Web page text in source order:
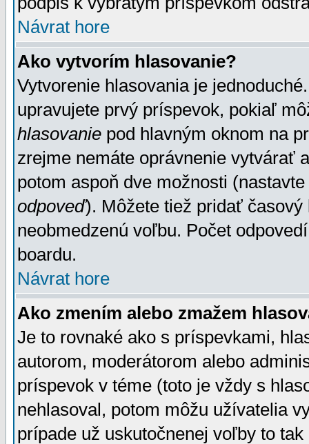
Návrat hore
Ako vytvorím hlasovanie?
Vytvorenie hlasovania je
upravujete prvý príspevok, pokiaľ
hlasovanie pod hlavným oknom na
zrejme nemáte oprávnenie vytvárať
potom aspoň dve možnosti
odpoveď). Môžete tiež pridať
neobmedzenú voľbu. Počet
boardu.
Návrat hore
Ako zmením alebo zmažem
Je to rovnaké ako s príspevkami,
autorom, moderátorom alebo
príspevok v téme (toto je vždy s
nehlasoval, potom môžu užívatelia
prípade už uskutočnenej voľby to